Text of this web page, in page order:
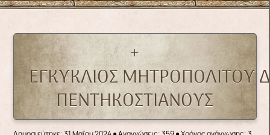
+
ΕΓΚΥΚΛΙΟΣ ΜΗΤΡΟΠΟΛΙΤΟΥ
ΠΕΝΤΗΚΟΣΤΙΑΝΟΥΣ